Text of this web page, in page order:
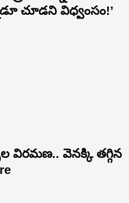
చూడని విధ్వంసం!’
విరమణ.. వెనక్కి తగ్గిన